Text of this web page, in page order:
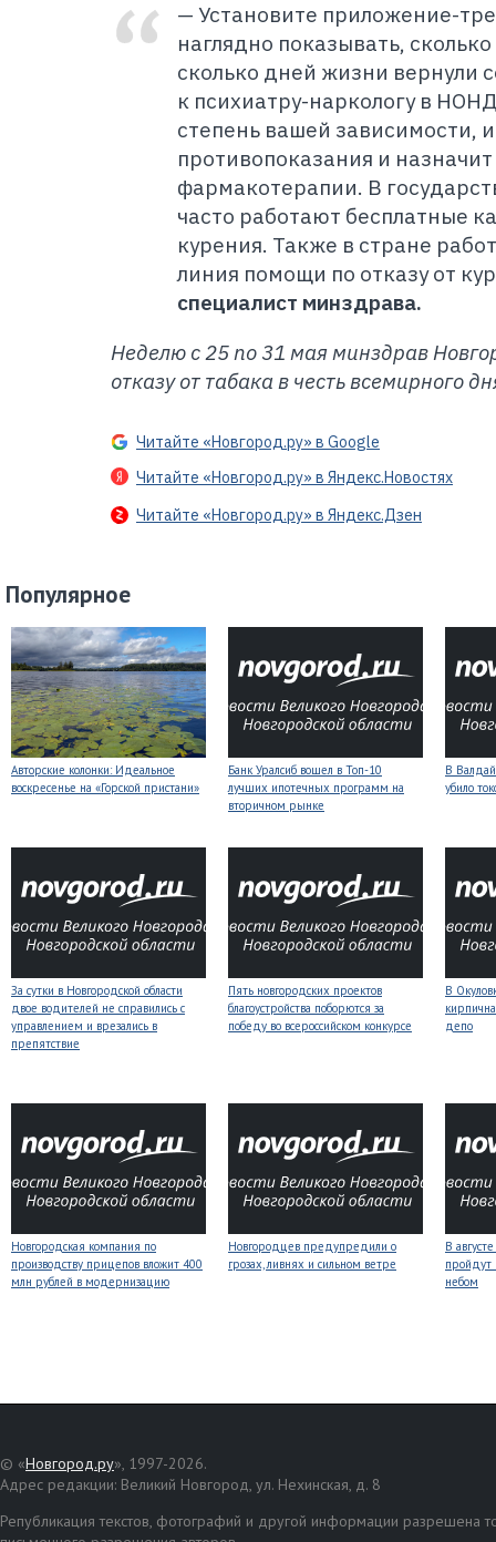
— Установите приложение-
наглядно показывать,
сколько дней жизни вернули
к психиатру-наркологу в
степень вашей зависимости,
противопоказания и
фармакотерапии. В
часто работают бесплатные
курения. Также в стране
линия помощи по отказу от
специалист минздрава.
Неделю с 25 по 31 мая минздрав
отказу от табака в честь всемирного
Читайте «Новгород.ру» в Google
Читайте «Новгород.ру» в Яндекс.Новостях
Читайте «Новгород.ру» в Яндекс.Дзен
Популярное
Авторские колонки: Идеальное
воскресенье на «Горской пристани»
Банк Уралсиб вошел в Топ-10
лучших ипотечных программ на
вторичном рынке
В
убило
За сутки в Новгородской области
двое водителей не справились с
управлением и врезались в
препятствие
Пять новгородских проектов
благоустройства поборются за
победу во всероссийском конкурсе
В
депо
Новгородская компания по
производству прицепов вложит 400
млн рублей в модернизацию
Новгородцев предупредили о
грозах, ливнях и сильном ветре
В
небом
© «Новгород.ру», 1997-2026.
Адрес редакции: Великий Новгород, ул. Нехинская, д. 8
Републикация текстов, фотографий и другой информации разрешена